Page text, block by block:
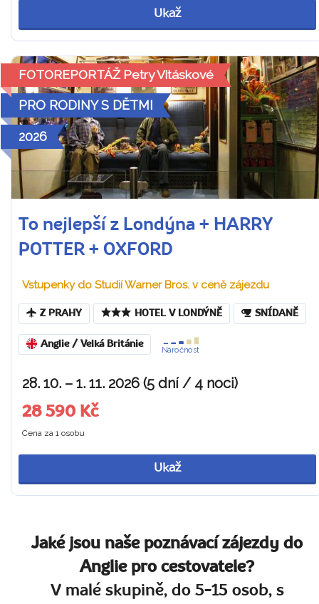
Ukaž
FOTOREPORTÁŽ Petry Vitáskové
PRO RODINY S DĚTMI
2026
To nejlepší z Londýna + HARRY
POTTER + OXFORD
Vstupenky do Studií Warner Bros. v ceně zájezdu
Z PRAHY HOTEL V LONDÝNĚ SNÍDANĚ
Anglie / Velká Británie
Náročnost
28. 10. – 1. 11. 2026 (5 dní / 4 noci)
28 590 Kč
Cena za 1 osobu
Ukaž
Jaké jsou naše poznávací zájezdy do
Anglie pro cestovatele?
V malé skupině, do 5-15 osob, s